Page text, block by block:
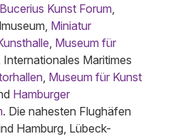
Bucerius Kunst Forum
Miniatur
Museum für
, Internationales Maritimes
Museum für Kunst
Hamburger
. Die nahesten Flughäfen
Hamburg, Lübeck-